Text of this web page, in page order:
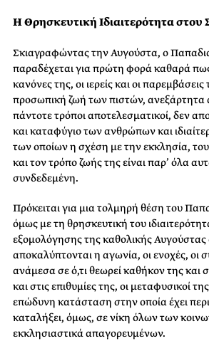
Η Θρησκευτική Ιδιαιτερότητα
Σκιαγραφώντας την Αυγούστα, ο
παραδέχεται για πρώτη φορά καθαρά
κανόνες της, οι ιερείς και οι
προσωπική ζωή των πιστών, ανεξάρτητα
πάντοτε τρόποι αποτελεσματικοί, δεν
και καταφύγιο των ανθρώπων και
των οποίων η σχέση με την εκκλησία,
και τον τρόπο ζωής της είναι παρ’ όλα
συνδεδεμένη.
Πρόκειται για μια τολμηρή θέση του
όμως με τη θρησκευτική του
εξομολόγησης της καθολικής Αυγούστας
αποκαλύπτονται η αγωνία, οι ενοχές, οι
ανάμεσα σε ό,τι θεωρεί καθήκον της και
και στις επιθυμίες της, οι μεταφυσικοί
επώδυνη κατάσταση στην οποία έχει
καταλήξει, όμως, σε νίκη όλων των
εκκλησιαστικά απαγορευμένων.